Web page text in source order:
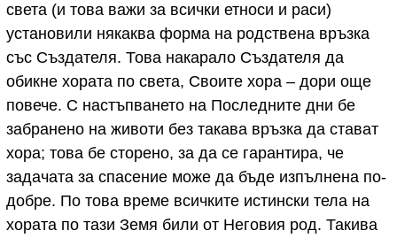
света (и това важи за всички етноси и раси)
установили някаква форма на родствена връзка
със Създателя. Това накарало Създателя да
обикне хората по света, Своите хора – дори още
повече. С настъпването на Последните дни бе
забранено на животи без такава връзка да стават
хора; това бе сторено, за да се гарантира, че
задачата за спасение може да бъде изпълнена по-
добре. По това време всичките истински тела на
хората по тази Земя били от Неговия род. Такива